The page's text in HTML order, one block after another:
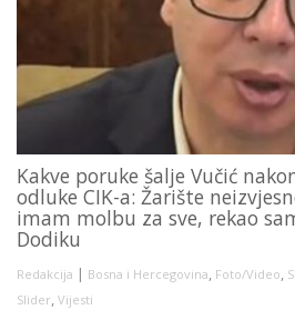
Kakve poruke šalje Vučić
odluke CIK-a: Žarište
imam molbu za sve, rekao
Dodiku
Redakcija | Bosna i Hercegovina, Foto/Video,
Slider, Vijesti